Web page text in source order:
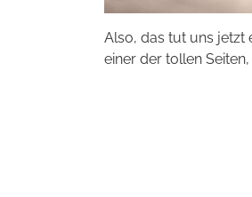
Also, das tut uns jetzt
einer der tollen